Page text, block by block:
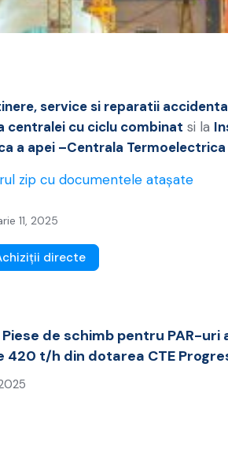
service si reparatii
centralei cu ciclu combinat si la
a apei –Centrala
zip cu documentele atașate
11, 2025
directe
Piese de schimb pentru PAR-
420 t/h din dotarea CTE